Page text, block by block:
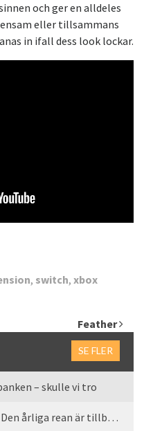
och ger en alldeles
eller tillsammans
in ifall dess look lockar.
, switch, xbox
Feather
SE FLER
– skulle vi tro
Games Made in Sweden 2026 – Den årliga rean är tillbaka